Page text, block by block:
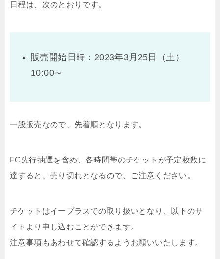
日程は、次のとおりです。
販売開始日時：2023年3月25日（土）
10:00～
一般販売なので、先着順となります。
FC先行抽選を含め、各時間帯のチケットが予定枚数に
達すると、売り切れとなるので、ご注意ください。
チケットはイープラスでの取り扱いとなり、以下のサ
イトより申し込むことができます。
注意事項もあわせて確認するようお願いいたします。